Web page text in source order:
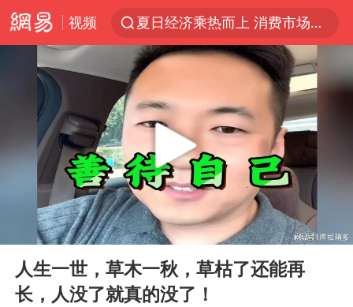
视频
夏日经济乘热而上 消费市场向新而行
白海豚对华东华北影响会大于巴威
王传君 《披荆斩棘》
BLG经理辟谣Bin离队
浙江近300条预警生效中 今夜大部暴雨
Play
00:00 05:35
人生一世，草木一秋，草枯了还能再
长，人没了就真的没了！